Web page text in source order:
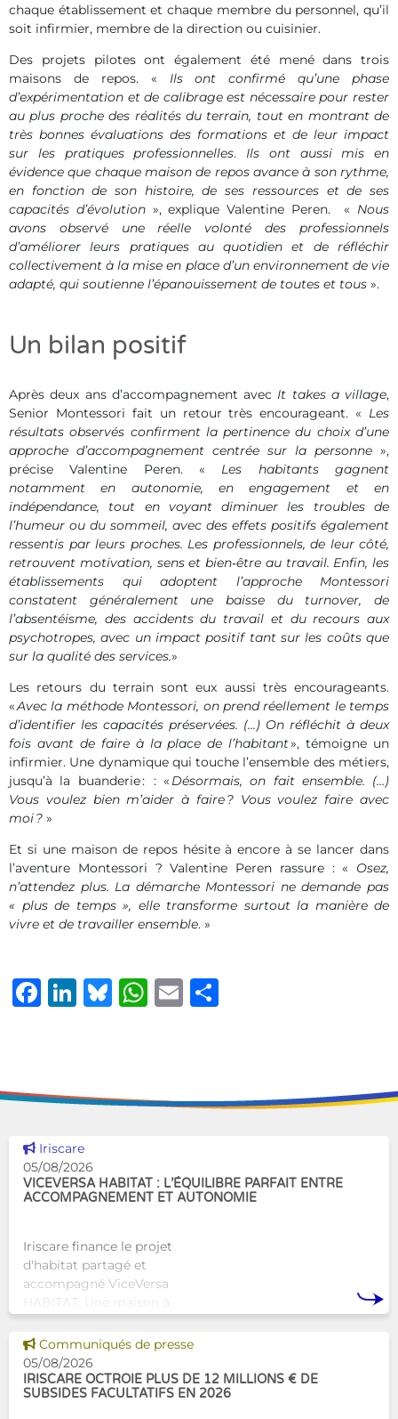
chaque établissement et chaque membre du personnel, qu’il
soit infirmier, membre de la direction ou cuisinier.
Des projets pilotes ont également été mené dans trois
maisons de repos. « Ils ont confirmé qu’une phase
d’expérimentation et de calibrage est nécessaire pour rester
au plus proche des réalités du terrain, tout en montrant de
très bonnes évaluations des formations et de leur impact
sur les pratiques professionnelles. Ils ont aussi mis en
évidence que chaque maison de repos avance à son rythme,
en fonction de son histoire, de ses ressources et de ses
capacités d’évolution », explique Valentine Peren. « Nous
avons observé une réelle volonté des professionnels
d’améliorer leurs pratiques au quotidien et de réfléchir
collectivement à la mise en place d’un environnement de vie
adapté, qui soutienne l’épanouissement de toutes et tous ».
Un bilan positif
Après deux ans d’accompagnement avec It takes a village,
Senior Montessori fait un retour très encourageant. « Les
résultats observés confirment la pertinence du choix d’une
approche d’accompagnement centrée sur la personne »,
précise Valentine Peren. « Les habitants gagnent
notamment en autonomie, en engagement et en
indépendance, tout en voyant diminuer les troubles de
l’humeur ou du sommeil, avec des effets positifs également
ressentis par leurs proches. Les professionnels, de leur côté,
retrouvent motivation, sens et bien‑être au travail. Enfin, les
établissements qui adoptent l’approche Montessori
constatent généralement une baisse du turnover, de
l’absentéisme, des accidents du travail et du recours aux
psychotropes, avec un impact positif tant sur les coûts que
sur la qualité des services.»
Les retours du terrain sont eux aussi très encourageants.
«Avec la méthode Montessori, on prend réellement le temps
d’identifier les capacités préservées. (…) On réfléchit à deux
fois avant de faire à la place de l’habitant», témoigne un
infirmier. Une dynamique qui touche l’ensemble des métiers,
jusqu’à la buanderie : : « Désormais, on fait ensemble. (…)
Vous voulez bien m’aider à faire ? Vous voulez faire avec
moi ? »
Et si une maison de repos hésite à encore à se lancer dans
l’aventure Montessori ? Valentine Peren rassure : « Osez,
n’attendez plus. La démarche Montessori ne demande pas
« plus de temps », elle transforme surtout la manière de
vivre et de travailler ensemble. »
Facebook
LinkedIn
Bluesky
WhatsApp
Email
Voir cette news
Iriscare
05/08/2026
VICEVERSA HABITAT : L’ÉQUILIBRE PARFAIT ENTRE
ACCOMPAGNEMENT ET AUTONOMIE
Iriscare finance le projet
d'habitat partagé et
accompagné ViceVersa
HABITAT. Une maison à
alternative innovante et
humaine aux structures
d’hébergement traditionnel
Voir cette news
Communiqués de presse
05/08/2026
IRISCARE OCTROIE PLUS DE 12 MILLIONS € DE
SUBSIDES FACULTATIFS EN 2026